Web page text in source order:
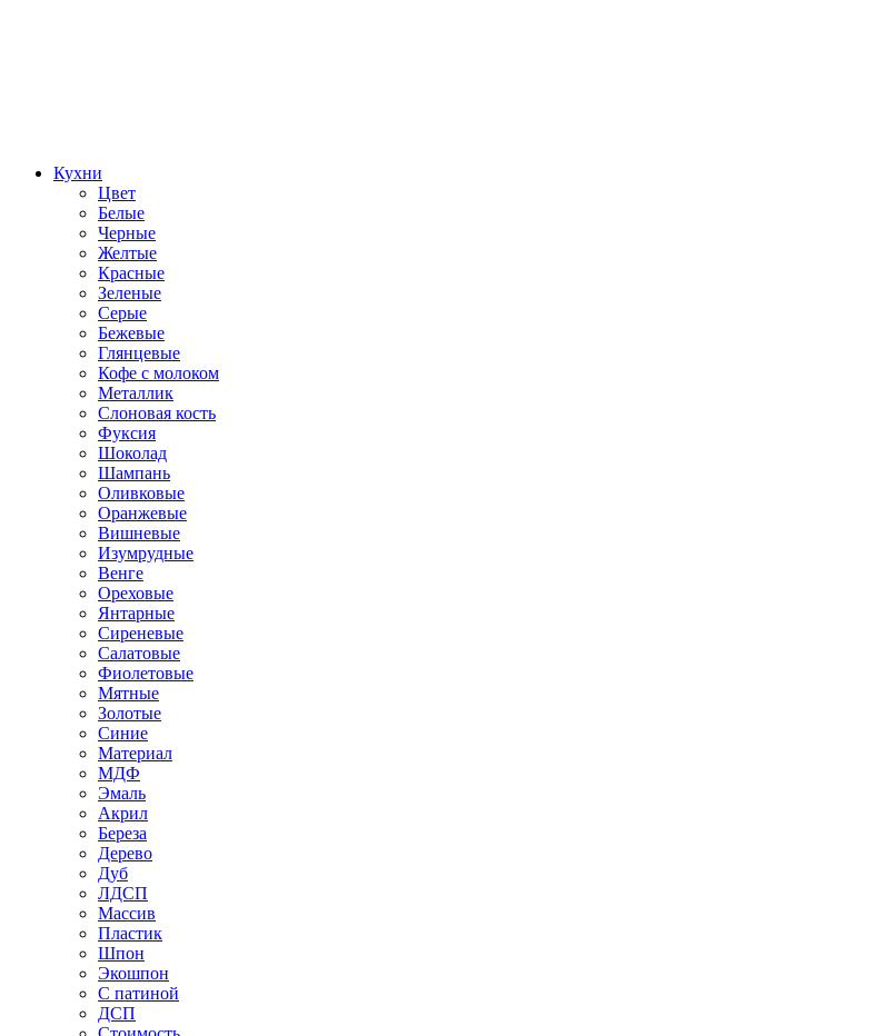
Кухни
Цвет
Белые
Черные
Желтые
Красные
Зеленые
Серые
Бежевые
Глянцевые
Кофе с молоком
Металлик
Слоновая кость
Фуксия
Шоколад
Шампань
Оливковые
Оранжевые
Вишневые
Изумрудные
Венге
Ореховые
Янтарные
Сиреневые
Салатовые
Фиолетовые
Мятные
Золотые
Синие
Материал
МДФ
Эмаль
Акрил
Береза
Дерево
Дуб
ЛДСП
Массив
Пластик
Шпон
Экошпон
С патиной
ДСП